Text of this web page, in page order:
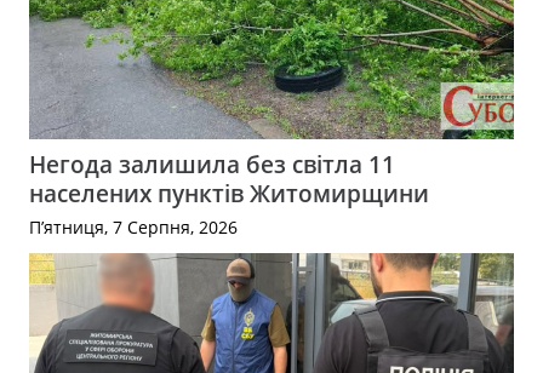
Негода залишила без світла 11
населених пунктів Житомирщини
П’ятниця, 7 Серпня, 2026